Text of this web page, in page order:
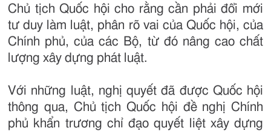
Chủ tịch Quốc hội cho rằng cần phải đổi mới
tư duy làm luật, phân rõ vai của Quốc hội, của
Chính phủ, của các Bộ, từ đó nâng cao chất
lượng xây dựng phát luật.
Với những luật, nghị quyết đã được Quốc hội
thông qua, Chủ tịch Quốc hội đề nghị Chính
phủ khẩn trương chỉ đạo quyết liệt xây dựng